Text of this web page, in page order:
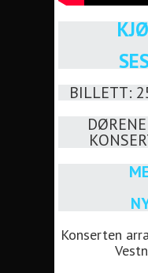
BILLETT:
Konserten